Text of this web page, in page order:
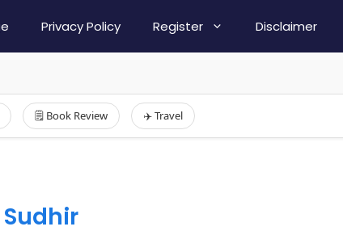
Privacy Policy Register Disclaimer
🗒️ Book Review ✈️ Travel